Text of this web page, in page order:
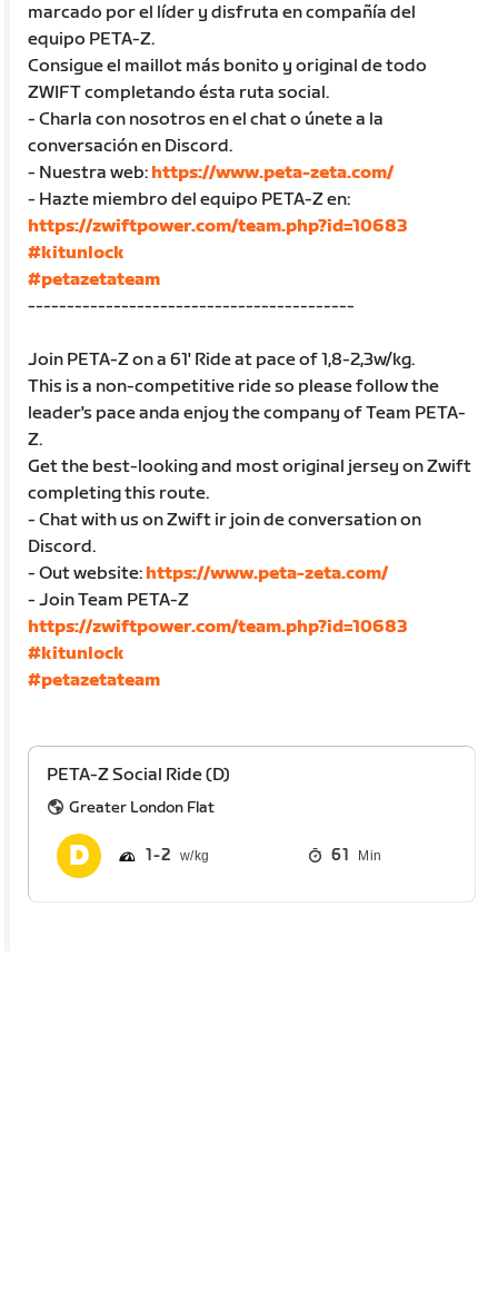
marcado por el líder y disfruta en compañía del
equipo PETA-Z.
Consigue el maillot más bonito y original de todo
ZWIFT completando ésta ruta social.
- Charla con nosotros en el chat o únete a la
conversación en Discord.
- Nuestra web: https://www.peta-zeta.com/
- Hazte miembro del equipo PETA-Z en:
https://zwiftpower.com/team.php?id=10683
#kitunlock
#petazetateam
------------------------------------------
Join PETA-Z on a 61' Ride at pace of 1,8-2,3w/kg.
This is a non-competitive ride so please follow the
leader's pace anda enjoy the company of Team PETA-
Z.
Get the best-looking and most original jersey on Zwift
completing this route.
- Chat with us on Zwift ir join de conversation on
Discord.
- Out website: https://www.peta-zeta.com/
- Join Team PETA-Z
https://zwiftpower.com/team.php?id=10683
#kitunlock
#petazetateam
PETA-Z Social Ride (D)
Greater London Flat
1 2 61 Min